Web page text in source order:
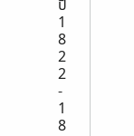
ปี
1
8
2
2
-
1
8